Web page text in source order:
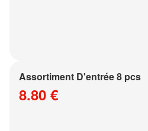
Assortiment D'entrée 8 pcs
8.80 €